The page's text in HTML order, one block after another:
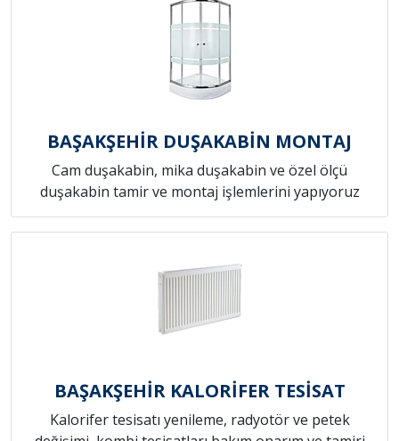
BAŞAKŞEHİR DUŞAKABİN MONTAJ
Cam duşakabin, mika duşakabin ve özel ölçü
duşakabin tamir ve montaj işlemlerini yapıyoruz
BAŞAKŞEHİR KALORİFER TESİSAT
Kalorifer tesisatı yenileme, radyotör ve petek